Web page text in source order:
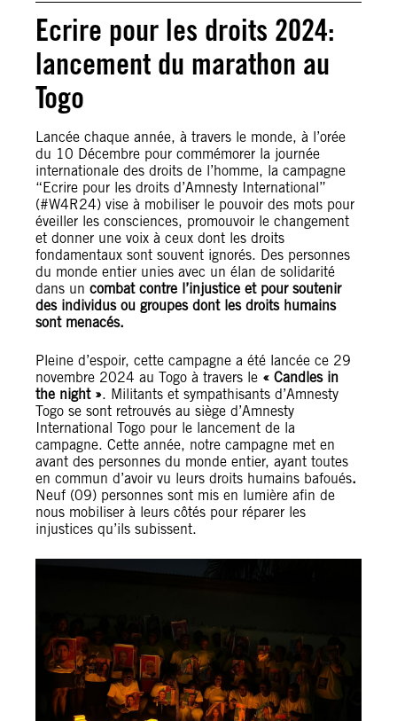
Ecrire pour les droits 2024:
lancement du marathon au
Togo
Lancée chaque année, à travers le monde, à l’orée
du 10 Décembre pour commémorer la journée
internationale des droits de l’homme, la campagne
“Ecrire pour les droits d’Amnesty International”
(#W4R24) vise à mobiliser le pouvoir des mots pour
éveiller les consciences, promouvoir le changement
et donner une voix à ceux dont les droits
fondamentaux sont souvent ignorés. Des personnes
du monde entier unies avec un élan de solidarité
dans un combat contre l’injustice et pour soutenir
des individus ou groupes dont les droits humains
sont menacés.
Pleine d’espoir, cette campagne a été lancée ce 29
novembre 2024 au Togo à travers le « Candles in
the night ». Militants et sympathisants d’Amnesty
Togo se sont retrouvés au siège d’Amnesty
International Togo pour le lancement de la
campagne. Cette année, notre campagne met en
avant des personnes du monde entier, ayant toutes
en commun d’avoir vu leurs droits humains bafoués.
Neuf (09) personnes sont mis en lumière afin de
nous mobiliser à leurs côtés pour réparer les
injustices qu’ils subissent.